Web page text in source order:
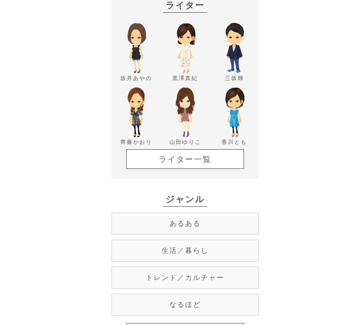
ライター
坂井あやの 黒澤真紀 三坂輝
齊藤かおり 山田ゆりこ 香川とも
ライター一覧
ジャンル
あるある
生活／暮らし
トレンド／カルチャー
なるほど